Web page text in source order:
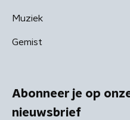
Muziek
Gemist
Abonneer je op
nieuwsbrief